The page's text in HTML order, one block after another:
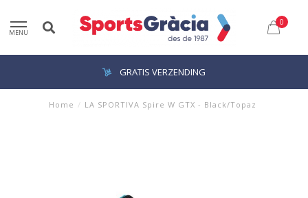
MENU
0
GRATIS VERZENDING
Home / LA SPORTIVA Spire W GTX - Black/Topaz